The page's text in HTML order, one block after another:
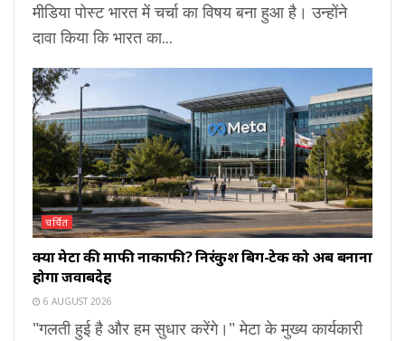
मीडिया पोस्ट भारत में चर्चा का विषय बना हुआ है। उन्होंने
दावा किया कि भारत का...
चर्चित
क्या मेटा की माफी नाकाफी? निरंकुश बिग-टेक को अब बनाना
होगा जवाबदेह
6 AUGUST 2026
"गलती हुई है और हम सुधार करेंगे।" मेटा के मुख्य कार्यकारी